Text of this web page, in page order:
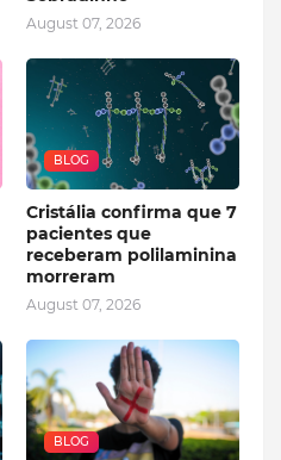
August 07, 2026
BLOG
Cristália confirma que 7
pacientes que
receberam polilaminina
morreram
August 07, 2026
BLOG